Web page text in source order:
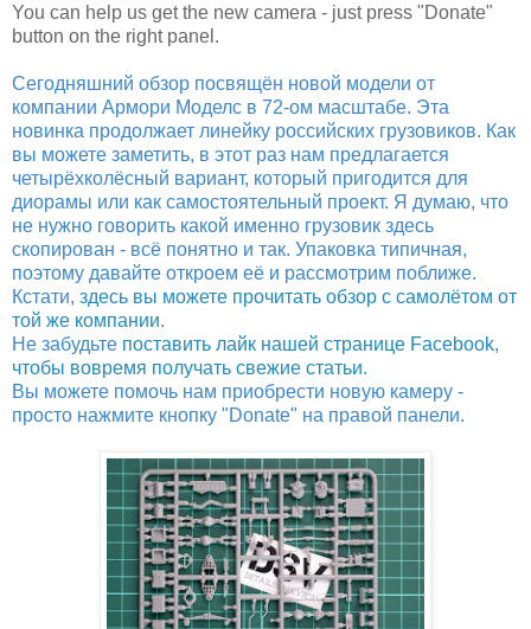
You can help us get the new camera - just press "Donate"
button on the right panel.
Сегодняшний обзор посвящён новой модели от
компании Армори Моделс в 72-ом масштабе. Эта
новинка продолжает линейку российских грузовиков. Как
вы можете заметить, в этот раз нам предлагается
четырёхколёсный вариант, который пригодится для
диорамы или как самостоятельный проект. Я думаю, что
не нужно говорить какой именно грузовик здесь
скопирован - всё понятно и так. Упаковка типичная,
поэтому давайте откроем её и рассмотрим поближе.
Кстати, здесь вы можете прочитать обзор с самолётом от
той же компании.
Не забудьте поставить лайк нашей странице Facebook,
чтобы вовремя получать свежие статьи.
Вы можете помочь нам приобрести новую камеру -
просто нажмите кнопку "Donate" на правой панели.